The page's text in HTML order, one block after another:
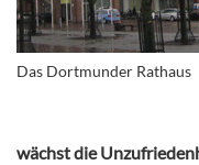
Das Dortmunder Rathaus
wächst die